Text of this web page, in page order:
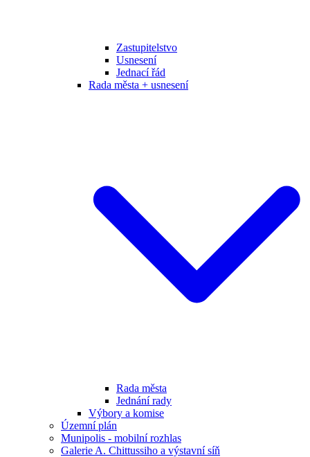
Zastupitelstvo
Usnesení
Jednací řád
Rada města + usnesení
Rada města
Jednání rady
Výbory a komise
Územní plán
Munipolis - mobilní rozhlas
Galerie A. Chittussiho a výstavní síň